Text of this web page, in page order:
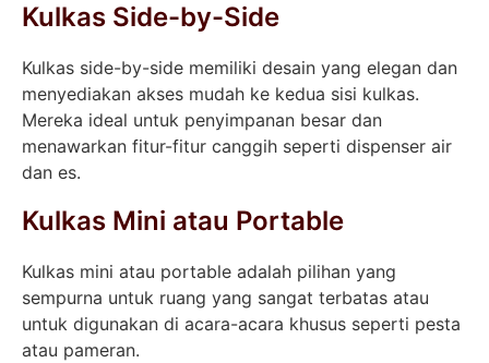
Kulkas Side-by-Side
Kulkas side-by-side memiliki desain yang elegan dan
menyediakan akses mudah ke kedua sisi kulkas.
Mereka ideal untuk penyimpanan besar dan
menawarkan fitur-fitur canggih seperti dispenser air
dan es.
Kulkas Mini atau Portable
Kulkas mini atau portable adalah pilihan yang
sempurna untuk ruang yang sangat terbatas atau
untuk digunakan di acara-acara khusus seperti pesta
atau pameran.